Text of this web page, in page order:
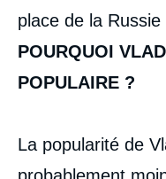
place de la
POURQUOI
POPULAIRE ?
La popularité de
probablement